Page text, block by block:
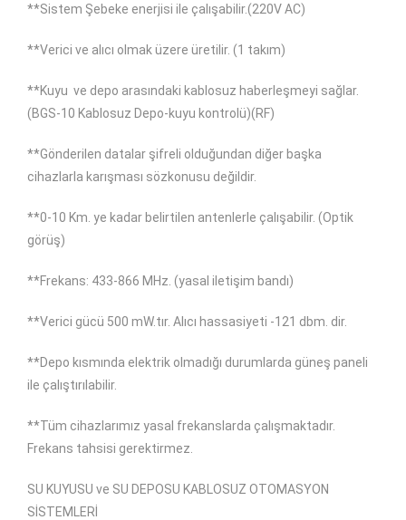
**Sistem Şebeke enerjisi ile çalışabilir.(220V AC)
**Verici ve alıcı olmak üzere üretilir. (1 takım)
**Kuyu ve depo arasındaki kablosuz haberleşmeyi sağlar.
(BGS-10 Kablosuz Depo-kuyu kontrolü)(RF)
**Gönderilen datalar şifreli olduğundan diğer başka
cihazlarla karışması sözkonusu değildir.
**0-10 Km. ye kadar belirtilen antenlerle çalışabilir. (Optik
görüş)
**Frekans: 433-866 MHz. (yasal iletişim bandı)
**Verici gücü 500 mW.tır. Alıcı hassasiyeti -121 dbm. dir.
**Depo kısmında elektrik olmadığı durumlarda güneş paneli
ile çalıştırılabilir.
**Tüm cihazlarımız yasal frekanslarda çalışmaktadır.
Frekans tahsisi gerektirmez.
SU KUYUSU ve SU DEPOSU KABLOSUZ OTOMASYON
SİSTEMLERİ